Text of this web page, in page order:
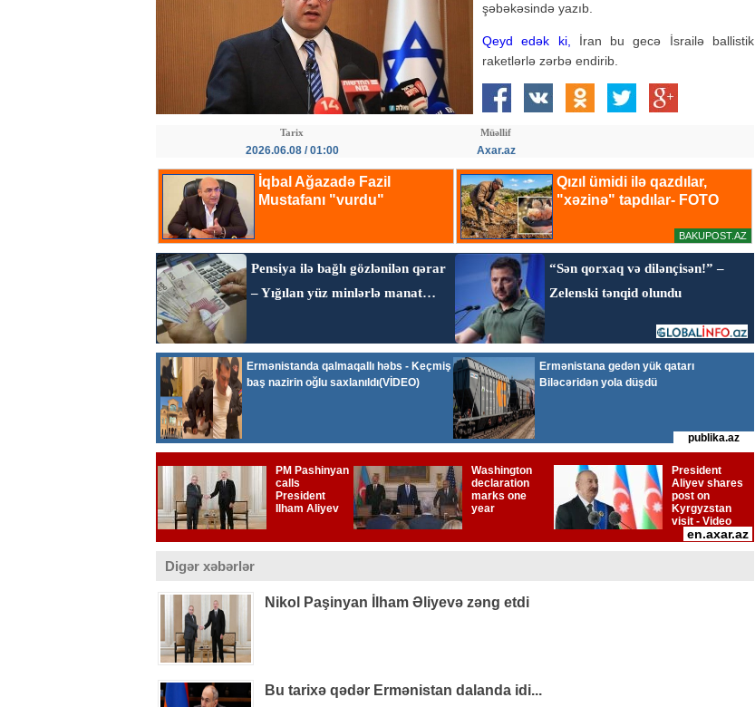
şəbəkəsində yazıb.
Qeyd edək ki,
İran bu gecə İsrailə ballistik
raketlərlə zərbə endirib.
Tarix
2026.06.08 / 01:00
Müəllif
Axar.az
Digər xəbərlər
Nikol Paşinyan İlham Əliyevə zəng etdi
Bu tarixə qədər Ermənistan dalanda idi...
Fədayə Laçın: O hadisədə mən ölə bilərdim...
- Video
Fədayə Laçın: O hadisədə mən ölə bilərdim...
- Video